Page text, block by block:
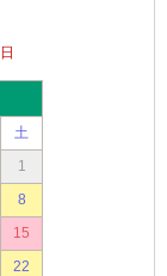
土
1
8
15
22